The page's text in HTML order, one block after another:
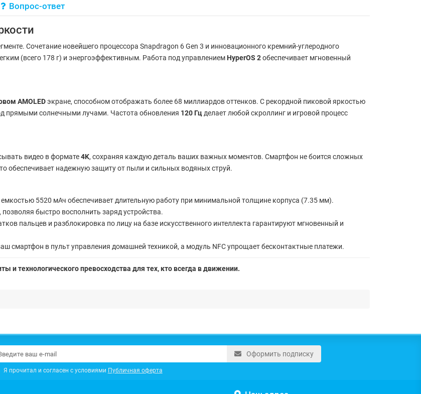
Вопрос-ответ
Сочетание новейшего процессора Snapdragon 6 Gen 3 и инновационного кремний-углеродного
(всего 178 г) и энергоэффективным. Работа под управлением HyperOS 2обеспечивает мгновенный
AMOLEDэкране, способном отображать более 68 миллиардов оттенков. С рекордной пиковой яркостью
прямыми солнечными лучами. Частота обновления 120 Гц делает любой скроллинг и игровой процесс
видео в формате4K, сохраняя каждую деталь ваших важных моментов. Смартфон не боится сложных
обеспечивает надежную защиту от пыли и сильных водяных струй.
5520 мАч обеспечивает длительную работу при минимальной толщине корпуса (7.35 мм).
быстро восполнить заряд устройства.
пальцев и разблокировка по лицу на базе искусственного интеллекта гарантируют мгновенный и
смартфон в пульт управления домашней техникой, а модуль NFC упрощает бесконтактные платежи.
и технологического превосходства для тех, кто всегда в движении.
Оформить подписку
Я прочитал и согласен с условиями Публичная оферта